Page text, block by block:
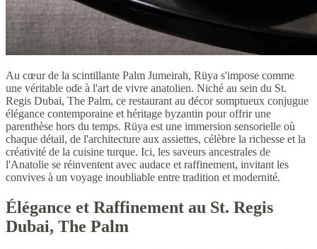
Au cœur de la scintillante Palm Jumeirah, Rüya s'impose comme
une véritable ode à l'art de vivre anatolien. Niché au sein du St.
Regis Dubai, The Palm, ce restaurant au décor somptueux conjugue
élégance contemporaine et héritage byzantin pour offrir une
parenthèse hors du temps. Rüya est une immersion sensorielle où
chaque détail, de l'architecture aux assiettes, célèbre la richesse et la
créativité de la cuisine turque. Ici, les saveurs ancestrales de
l'Anatolie se réinventent avec audace et raffinement, invitant les
convives à un voyage inoubliable entre tradition et modernité.
Élégance et Raffinement au St. Regis
Dubai, The Palm